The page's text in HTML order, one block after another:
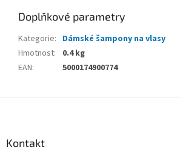
Doplňkové parametry
Kategorie: Dámské šampony na vlasy
Hmotnost:
0.4 kg
EAN: 5000174900774
Kontakt